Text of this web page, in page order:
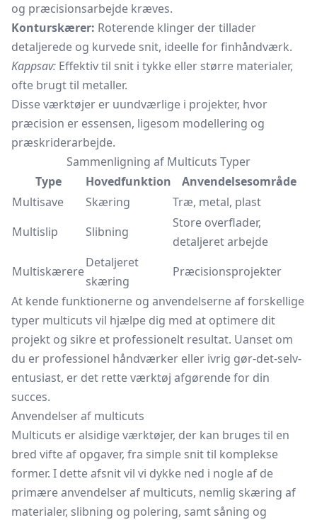
og præcisionsarbejde kræves.
Konturskærer: Roterende klinger der tillader
detaljerede og kurvede snit, ideelle for finhåndværk.
Kappsav: Effektiv til snit i tykke eller større materialer,
ofte brugt til metaller.
Disse værktøjer er uundværlige i projekter, hvor
præcision er essensen, ligesom modellering og
præskriderarbejde.
Sammenligning af Multicuts Typer
Type
Hovedfunktion
Anvendelsesområde
Multisave
Skæring
Træ, metal, plast
Multislip
Slibning
Store overflader,
detaljeret arbejde
Multiskærere
Detaljeret
skæring
Præcisionsprojekter
At kende funktionerne og anvendelserne af forskellige
typer multicuts vil hjælpe dig med at optimere dit
projekt og sikre et professionelt resultat. Uanset om
du er professionel håndværker eller ivrig gør-det-selv-
entusiast, er det rette værktøj afgørende for din
succes.
Anvendelser af multicuts
Multicuts er alsidige værktøjer, der kan bruges til en
bred vifte af opgaver, fra simple snit til komplekse
former. I dette afsnit vil vi dykke ned i nogle af de
primære anvendelser af multicuts, nemlig skæring af
materialer, slibning og polering, samt såning og